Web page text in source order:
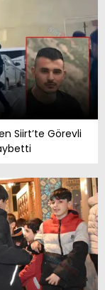
Siirt’te Görevli